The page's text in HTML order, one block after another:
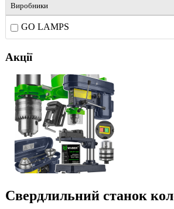
Виробники
GO LAMPS
Акції
Свердлильний станок